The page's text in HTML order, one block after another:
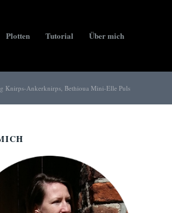
Plotten Tutorial Über mich
Knirps-Ankerknirps, Bethioua Mini-Elle Puls